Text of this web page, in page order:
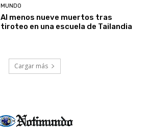
MUNDO
Al menos nueve muertos tras
tiroteo en una escuela de Tailandia
Cargar más